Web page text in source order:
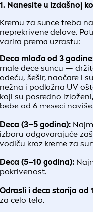
1. Nanesite u izdašnoj
Kremu za sunce treba
neprekrivene delove.
varira prema uzrastu:
Deca mlađa od 3
male dece suncu —
odeću, šešir, naočare i
nežna i podložna UV
koji su posredno
bebe od 6 meseci naviše.
Deca (3–5 godina):
izboru odgovarajuće
vodiču kroz kreme za
Deca (5–10 godina):
pokrivenost.
Odrasli i deca starija od
za celo telo.